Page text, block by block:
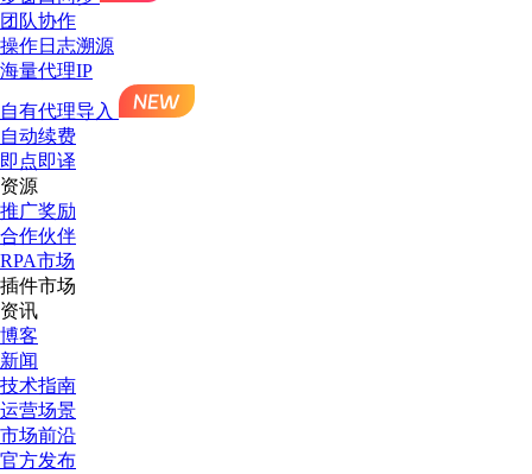
团队协作
操作日志溯源
海量代理IP
自有代理导入
自动续费
即点即译
资源
推广奖励
合作伙伴
RPA市场
插件市场
资讯
博客
新闻
技术指南
运营场景
市场前沿
官方发布